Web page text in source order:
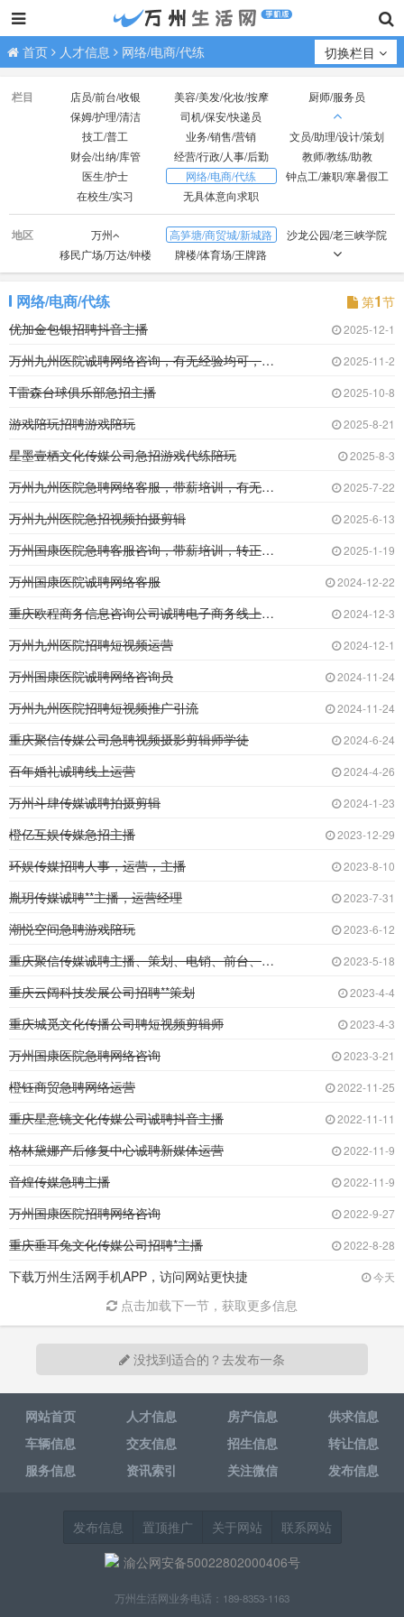
首页 人才信息 网络/电商/代练 切换栏目
栏目 店员/前台/收银 美容/美发/化妆/按摩
厨师/服务员
保姆/护理/清洁
司机/保安/快递员
技工/普工
业务/销售/营销
文员/助理/设计/策划
财会/出纳/库管
经营/行政/人事/后勤
教师/教练/助教
医生/护士
网络/电商/代练
钟点工/兼职/寒暑假工
在校生/实习
无具体意向求职
地区 万州 高笋塘/商贸城/新城路
沙龙公园/老三峡学院
移民广场/万达/钟楼
牌楼/体育场/王牌路
观音岩/光彩大市场
红光/小天鹅/国本路
外贸/双河口
火车站/龙都广场
百安坝/联合坝
江南新区
火车北站/塘坊/天子湖
五桥
网络/电商/代练 第1节
优加金包银招聘抖音主播
2025-12-1
万州九州医院诚聘网络咨询，有无经验均可，带薪 2025-11-2
T雷森台球俱乐部急招主播 2025-10-8
游戏陪玩招聘游戏陪玩 2025-8-21
星墨壹栖文化传媒公司急招游戏代练陪玩 2025-8-3
万州九州医院急聘网络客服，带薪培训，有无经验 2025-7-22
万州九州医院急招视频拍摄剪辑 2025-6-13
万州国康医院急聘客服咨询，带薪培训，转正买五 2025-1-19
万州国康医院诚聘网络客服 2024-12-22
重庆欧程商务信息咨询公司诚聘电子商务线上客服 2024-12-3
万州九州医院招聘短视频运营 2024-12-1
万州国康医院诚聘网络咨询员 2024-11-24
万州九州医院招聘短视频推广引流 2024-11-24
重庆聚信传媒公司急聘视频摄影剪辑师学徒 2024-6-24
百年婚礼诚聘线上运营 2024-4-26
万州斗肆传媒诚聘拍摄剪辑 2024-1-23
橙亿互娱传媒急招主播 2023-12-29
环娱传媒招聘人事，运营，主播 2023-8-10
胤玥传媒诚聘**主播，运营经理 2023-7-31
潮悦空间急聘游戏陪玩 2023-6-12
重庆聚信传媒诚聘主播、策划、电销、前台、运营 2023-5-18
重庆云阔科技发展公司招聘**策划 2023-4-4
重庆城觅文化传播公司聘短视频剪辑师 2023-4-3
万州国康医院急聘网络咨询 2023-3-21
橙钰商贸急聘网络运营 2022-11-25
重庆星意镜文化传媒公司诚聘抖音主播 2022-11-11
格林黛娜产后修复中心诚聘新媒体运营 2022-11-9
音煌传媒急聘主播 2022-11-9
万州国康医院招聘网络咨询 2022-9-27
重庆垂耳兔文化传媒公司招聘*主播 2022-8-28
下载万州生活网手机APP，访问网站更快捷 今天
点击加载下一节，获取更多信息
没找到适合的？去发布一条
网站首页 人才信息 房产信息
供求信息
车辆信息
交友信息 招生信息
转让信息
服务信息
资讯索引 关注微信 发布信息
发布信息 置顶推广 关于网站
联系网站
渝公网安备50022802000406号
万州生活网业务电话：189-8353-1163